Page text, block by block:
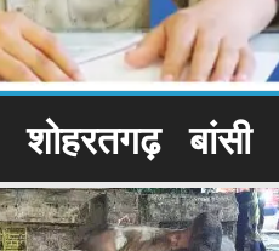
शोहरतगढ़ बांसी